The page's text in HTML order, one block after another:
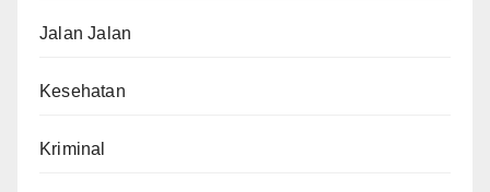
Jalan Jalan
Kesehatan
Kriminal